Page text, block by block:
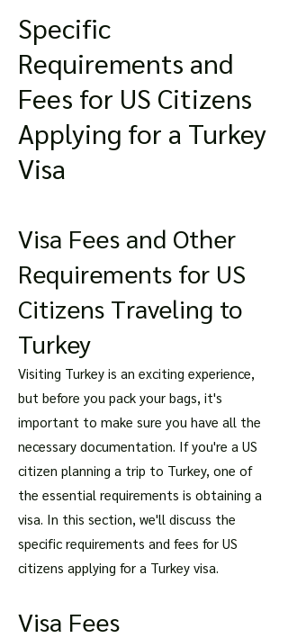
Specific
Requirements and
Fees for US Citizens
Applying for a Turkey
Visa
Visa Fees and Other
Requirements for US
Citizens Traveling to
Turkey
Visiting Turkey is an exciting experience,
but before you pack your bags, it's
important to make sure you have all the
necessary documentation. If you're a US
citizen planning a trip to Turkey, one of
the essential requirements is obtaining a
visa. In this section, we'll discuss the
specific requirements and fees for US
citizens applying for a Turkey visa.
Visa Fees